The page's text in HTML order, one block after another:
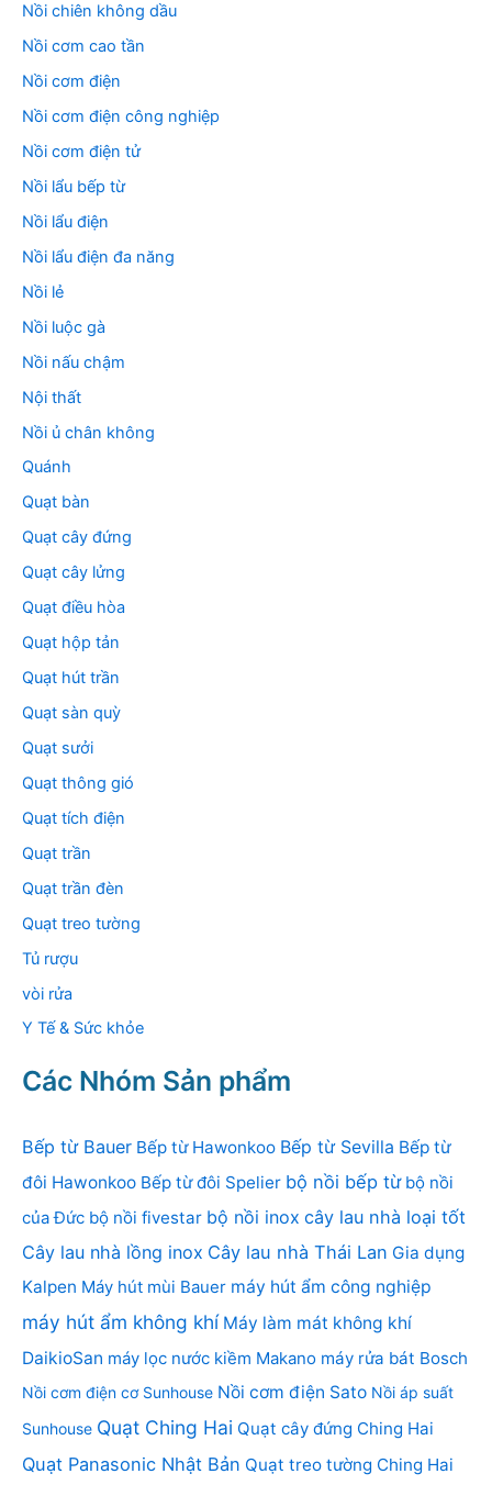
Nồi chiên không dầu
Nồi cơm cao tần
Nồi cơm điện
Nồi cơm điện công nghiệp
Nồi cơm điện tử
Nồi lẩu bếp từ
Nồi lẩu điện
Nồi lẩu điện đa năng
Nồi lẻ
Nồi luộc gà
Nồi nấu chậm
Nội thất
Nồi ủ chân không
Quánh
Quạt bàn
Quạt cây đứng
Quạt cây lửng
Quạt điều hòa
Quạt hộp tản
Quạt hút trần
Quạt sàn quỳ
Quạt sưởi
Quạt thông gió
Quạt tích điện
Quạt trần
Quạt trần đèn
Quạt treo tường
Tủ rượu
vòi rửa
Y Tế & Sức khỏe
Các Nhóm Sản phẩm
Bếp từ Bauer Bếp từ Hawonkoo Bếp từ Sevilla Bếp từ
đôi Hawonkoo Bếp từ đôi Spelier bộ nồi bếp từ bộ nồi
của Đức bộ nồi fivestar bộ nồi inox cây lau nhà loại tốt
Cây lau nhà lồng inox Cây lau nhà Thái Lan Gia dụng
Kalpen Máy hút mùi Bauer máy hút ẩm công nghiệp
máy hút ẩm không khí Máy làm mát không khí
DaikioSan máy lọc nước kiềm Makano máy rửa bát Bosch
Nồi cơm điện cơ Sunhouse Nồi cơm điện Sato Nồi áp suất
Sunhouse Quạt Ching Hai Quạt cây đứng Ching Hai
Quạt Panasonic Nhật Bản Quạt treo tường Ching Hai